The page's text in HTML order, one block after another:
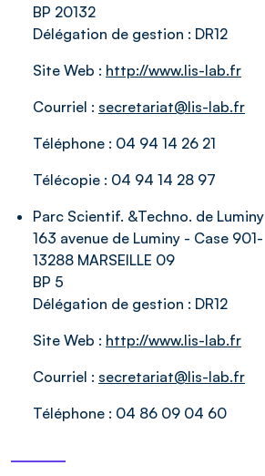
BP 20132
Délégation de gestion : DR12
Site Web : http://www.lis-lab.fr
Courriel : secretariat@lis-lab.fr
Téléphone : 04 94 14 26 21
Télécopie : 04 94 14 28 97
Parc Scientif. &Techno. de Luminy
163 avenue de Luminy - Case 901-
13288 MARSEILLE 09
BP 5
Délégation de gestion : DR12
Site Web : http://www.lis-lab.fr
Courriel : secretariat@lis-lab.fr
Téléphone : 04 86 09 04 60